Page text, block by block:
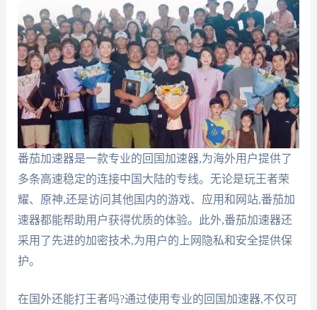
番茄加速器是一款专业的回国加速器,为海外用户提供了
多条高速稳定的连接中国大陆的专线。无论是玩王者荣
耀、原神,还是访问其他国内的游戏、应用和网站,番茄加
速器都能帮助用户获得优质的体验。此外,番茄加速器还
采用了先进的加密技术,为用户的上网隐私和安全提供保
护。
在国外还能打王者吗?通过使用专业的回国加速器,不仅可